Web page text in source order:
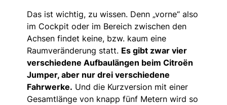
Das ist wichtig, zu wissen. Denn „vorne“ also
im Cockpit oder im Bereich zwischen den
Achsen findet keine, bzw. kaum eine
Raumveränderung statt. Es gibt zwar vier
verschiedene Aufbaulängen beim Citroën
Jumper, aber nur drei verschiedene
Fahrwerke. Und die Kurzversion mit einer
Gesamtlänge von knapp fünf Metern wird so